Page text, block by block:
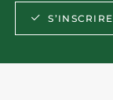
S’INSCRIRE